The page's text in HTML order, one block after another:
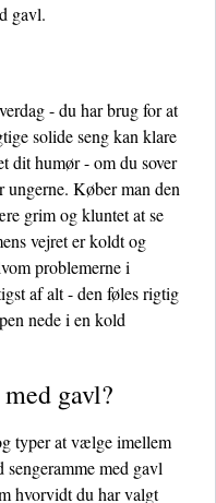
gavl.
- du har brug for at
solide seng kan klare
dit humør - om du sover
ungerne. Køber man den
grim og kluntet at se
vejret er koldt og
problemerne i
af alt - den føles rigtig
nede i en kold
gavl?
typer at vælge imellem
med gavl
hvorvidt du har valgt